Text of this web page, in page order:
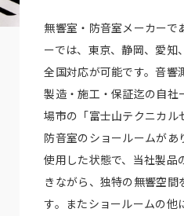
無響室・防音室メーカーで
ーでは、東京、静岡、愛知
全国対応が可能です。音響
製造・施工・保証迄の自社
場市の「富士山テクニカル
防音室のショールームがあ
使用した状態で、当社製品
きながら、独特の無響空間
す。またショールームの他